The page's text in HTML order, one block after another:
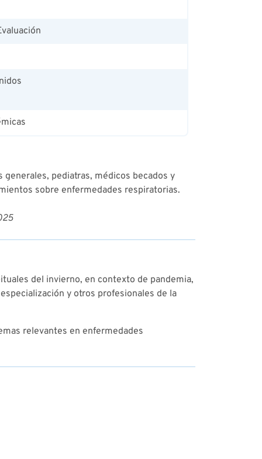
pediatras, médicos becados y
sobre enfermedades respiratorias.
del invierno, en contexto de pandemia,
y otros profesionales de la
relevantes en enfermedades